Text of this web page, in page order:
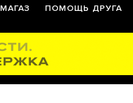
МАГАЗ ПОМОЩЬ ДРУГА